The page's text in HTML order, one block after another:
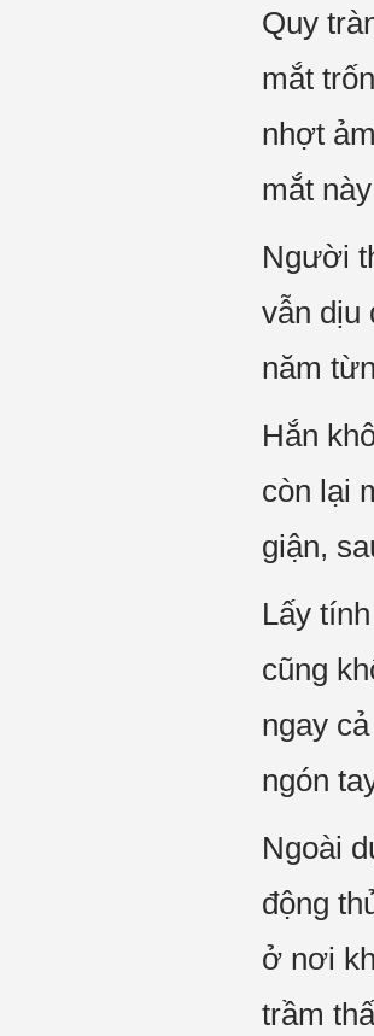
Quy
mắt
nhợt
mắt
Người
vẫn dịu
năm
Hắn
còn lại
giận,
Lấy
cũng
ngay
ngón
Ngoài
động
ở nơi
trầm